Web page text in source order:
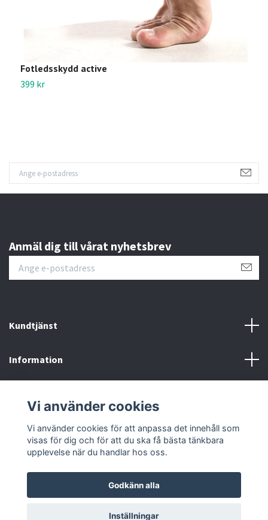
Fotledsskydd active
399 kr
Anmäl dig till vårat nyhetsbrev
Kundtjänst
Information
Om Rehabprylar.se
© 2026 Rehab Prylar
Vi använder cookies
Vi använder cookies för att anpassa det innehåll som
visas för dig och för att du ska få bästa tänkbara
upplevelse när du handlar hos oss.
Godkänn alla
Inställningar